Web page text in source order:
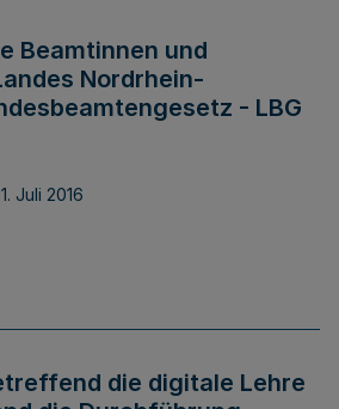
Beamtinnen und
Nordrhein-
- LBG
Juli 2016
die digitale Lehre